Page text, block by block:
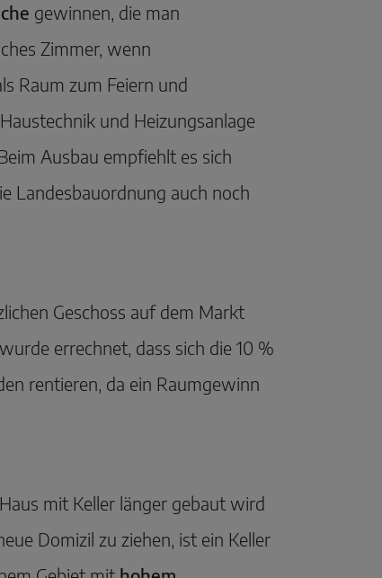
gewinnen, die man
Zimmer, wenn
Raum zum Feiern und
und Heizungsanlage
Ausbau empfiehlt es sich
Landesbauordnung auch noch
Geschoss auf dem Markt
errechnet, dass sich die 10 %
rentieren, da ein Raumgewinn
mit Keller länger gebaut wird
Domizil zu ziehen, ist ein Keller